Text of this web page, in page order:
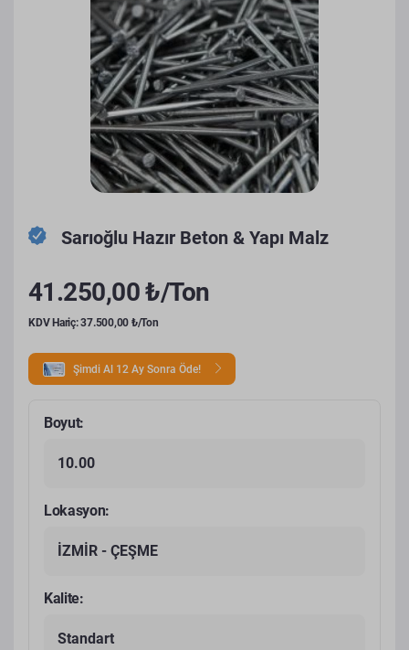
Sarıoğlu Hazır Beton & Yapı Malz
41.250,00 ₺/Ton
KDV Hariç: 37.500,00 ₺/Ton
Şimdi Al 12 Ay Sonra Öde!
Boyut:
10.00
Lokasyon:
İZMİR - ÇEŞME
Kalite:
Standart